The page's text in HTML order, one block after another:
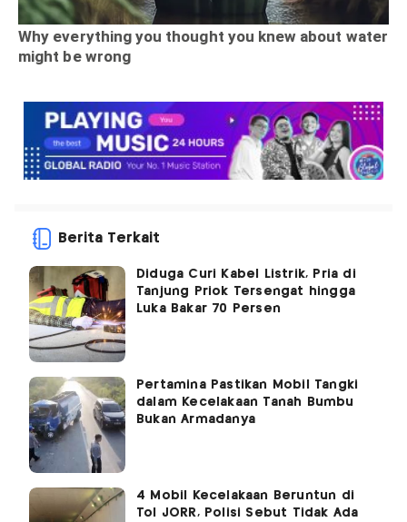
Berita Terkait
Diduga Curi Kabel Listrik, Pria di
Tanjung Priok Tersengat hingga
Luka Bakar 70 Persen
Pertamina Pastikan Mobil Tangki
dalam Kecelakaan Tanah Bumbu
Bukan Armadanya
4 Mobil Kecelakaan Beruntun di
Tol JORR, Polisi Sebut Tidak Ada